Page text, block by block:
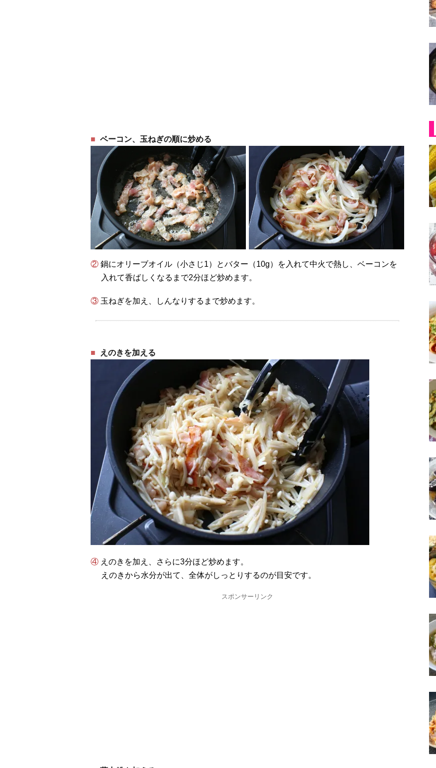
ベーコン、玉ねぎの順に炒める
② 鍋にオリーブオイル（小さじ1）とバター（10g）を入れて中火で熱し、ベーコンを
入れて香ばしくなるまで2分ほど炒めます。
③ 玉ねぎを加え、しんなりするまで炒めます。
えのきを加える
④ えのきを加え、さらに3分ほど炒めます。
えのきから水分が出て、全体がしっとりするのが目安です。
スポンサーリンク